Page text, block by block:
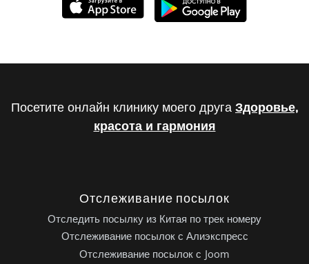
Посетите онлайн клинику моего друга Здоровье,
красота и гармония
Отслеживание посылок
Отследить посылку из Китая по трек номеру
Отслеживание посылок с Алиэкспресс
Отслеживание посылок с Joom